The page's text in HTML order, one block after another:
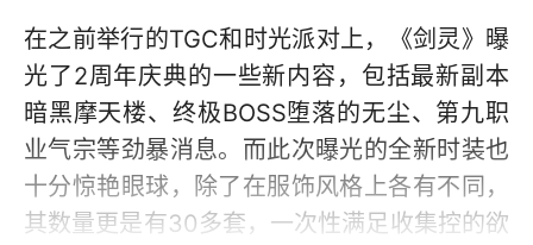
在之前举行的TGC和时光派对上，《剑灵》曝
光了2周年庆典的一些新内容，包括最新副本
暗黑摩天楼、终极BOSS堕落的无尘、第九职
业气宗等劲暴消息。而此次曝光的全新时装也
十分惊艳眼球，除了在服饰风格上各有不同，
其数量更是有30多套，一次性满足收集控的欲